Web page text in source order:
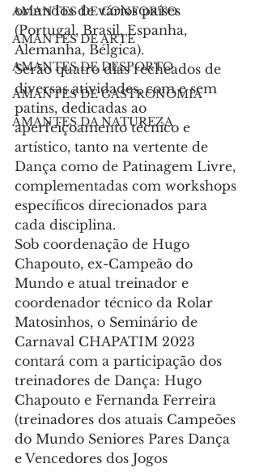
AMANTES DE CONFORTO
AMANTES DE ARTE
AMANTES DE DESPORTO
AMANTES DE GASTRONOMIA
AMANTES DA NATUREZA
oriundos de vários países
(Portugal, Brasil, Espanha,
Alemanha, Bélgica).
Serão quatro dias recheados de
diversas atividades, com e sem
patins, dedicadas ao
aperfeiçoamento técnico e
artístico, tanto na vertente de
Dança como de Patinagem Livre,
complementadas com workshops
específicos direcionados para
cada disciplina.
Sob coordenação de Hugo
Chapouto, ex-Campeão do
Mundo e atual treinador e
coordenador técnico da Rolar
Matosinhos, o Seminário de
Carnaval CHAPATIM 2023
contará com a participação dos
treinadores de Dança: Hugo
Chapouto e Fernanda Ferreira
(treinadores dos atuais Campeões
do Mundo Seniores Pares Dança
e Vencedores dos Jogos